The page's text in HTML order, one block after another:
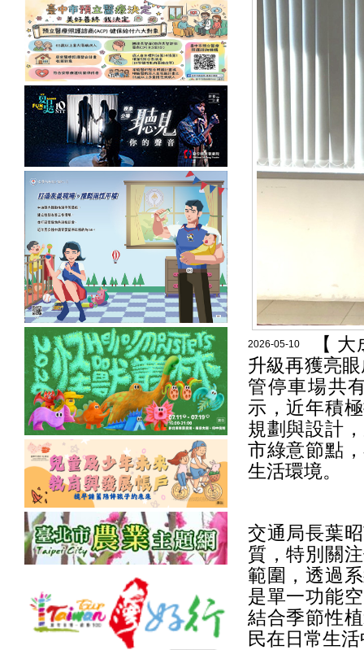
2026-05-10
【
升級再獲亮
管停車場共
示，近年積
規劃與設計
市綠意節點
生活環境。
交通局長葉
質，特別關
範圍，透過
是單一功能
結合季節性
民在日常生